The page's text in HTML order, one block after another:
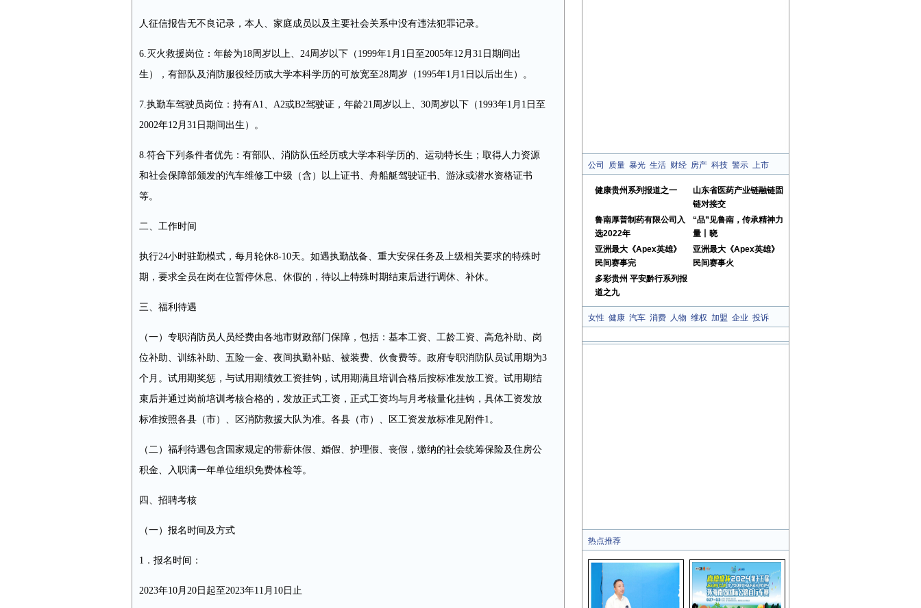
人征信报告无不良记录，本人、家庭成员以及主要社会关系中没有违法犯罪记录。
6.灭火救援岗位：年龄为18周岁以上、24周岁以下（1999年1月1日至2005年12月31日期间出
生），有部队及消防服役经历或大学本科学历的可放宽至28周岁（1995年1月1日以后出生）。
7.执勤车驾驶员岗位：持有A1、A2或B2驾驶证，年龄21周岁以上、30周岁以下（1993年1月1日至
2002年12月31日期间出生）。
8.符合下列条件者优先：有部队、消防队伍经历或大学本科学历的、运动特长生；取得人力资源
和社会保障部颁发的汽车维修工中级（含）以上证书、舟船艇驾驶证书、游泳或潜水资格证书
等。
二、工作时间
执行24小时驻勤模式，每月轮休8-10天。如遇执勤战备、重大安保任务及上级相关要求的特殊时
期，要求全员在岗在位暂停休息、休假的，待以上特殊时期结束后进行调休、补休。
三、福利待遇
（一）专职消防员人员经费由各地市财政部门保障，包括：基本工资、工龄工资、高危补助、岗
位补助、训练补助、五险一金、夜间执勤补贴、被装费、伙食费等。政府专职消防队员试用期为3
个月。试用期奖惩，与试用期绩效工资挂钩，试用期满且培训合格后按标准发放工资。试用期结
束后并通过岗前培训考核合格的，发放正式工资，正式工资均与月考核量化挂钩，具体工资发放
标准按照各县（市）、区消防救援大队为准。各县（市）、区工资发放标准见附件1。
（二）福利待遇包含国家规定的带薪休假、婚假、护理假、丧假，缴纳的社会统筹保险及住房公
积金、入职满一年单位组织免费体检等。
四、招聘考核
（一）报名时间及方式
1．报名时间：
2023年10月20日起至2023年11月10日止
公司 质量 暴光 生活 财经 房产 科技 警示 上市
健康贵州系列报道之一
山东省医药产业链融链固
链对接交
鲁南厚普制药有限公司入
选2022年
“品”见鲁南，传承精神力
量丨晓
亚洲最大《Apex英雄》
民间赛事完
亚洲最大《Apex英雄》
民间赛事火
多彩贵州 平安黔行系列报
道之九
女性 健康 汽车 消费 人物 维权 加盟 企业 投诉
热点推荐